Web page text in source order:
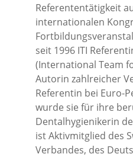
Referententätigkeit
internationalen
seit 1996 ITI
(International Team
Autorin zahlreicher
Referentin bei Euro-
wurde sie für ihre
Dentalhygienikerin
ist Aktivmitglied des
Verbandes, des